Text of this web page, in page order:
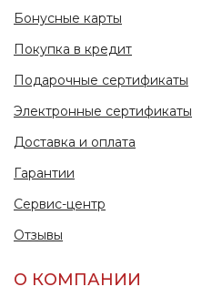
Бонусные карты
Покупка в кредит
Подарочные сертификаты
Электронные сертификаты
Доставка и оплата
Гарантии
Сервис-центр
Отзывы
О КОМПАНИИ